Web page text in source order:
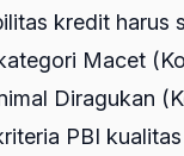
kredit harus
Macet
Diragukan
PBI